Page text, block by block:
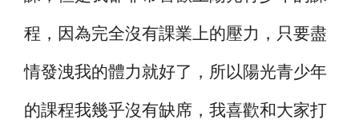
程，因為完全沒有課業上的壓力，只要盡
情發洩我的體力就好了，所以陽光青少年
的課程我幾乎沒有缺席，我喜歡和大家打